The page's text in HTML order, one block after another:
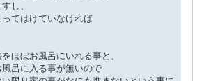
し、
てはけていなければ
ほぼお風呂にいれる事と、
呂に入る事が無いので